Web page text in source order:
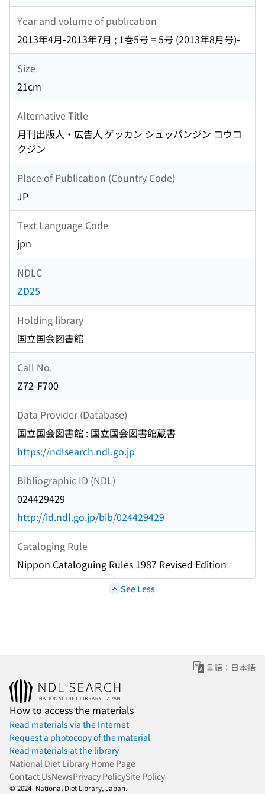
Year and volume of publication
2013年4月-2013年7月 ; 1巻5号 = 5号 (2013年8月号)-
Size
21cm
Alternative Title
月刊出版人・広告人 ゲッカン シュッパンジン コウコ
クジン
Place of Publication (Country Code)
JP
Text Language Code
jpn
NDLC
ZD25
Holding library
国立国会図書館
Call No.
Z72-F700
Data Provider (Database)
国立国会図書館 : 国立国会図書館蔵書
https://ndlsearch.ndl.go.jp
Bibliographic ID (NDL)
024429429
http://id.ndl.go.jp/bib/024429429
Cataloging Rule
Nippon Cataloguing Rules 1987 Revised Edition
See Less
言語：日本語
How to access the materials
Read materials via the Internet
Request a photocopy of the material
Read materials at the library
National Diet Library Home Page
Contact UsNewsPrivacy PolicySite Policy
© 2024- National Diet Library, Japan.